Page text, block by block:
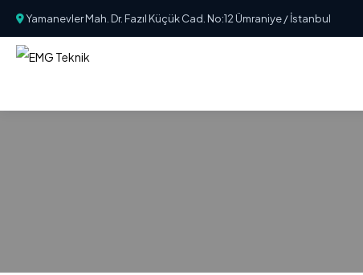
Yamanevler Mah. Dr. Fazıl Küçük Cad. No:12 Ümraniye / İstanbul